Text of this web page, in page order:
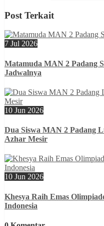
Post Terkait
7 Jul 2026
Matamuda MAN 2 Padang
Jadwalnya
10 Jun 2026
Dua Siswa MAN 2 Padang
Azhar Mesir
10 Jun 2026
Khesya Raih Emas
Indonesia